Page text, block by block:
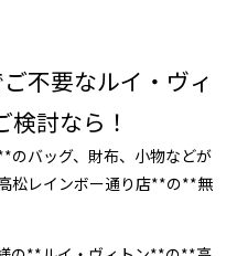
不要なルイ・ヴィ
検討なら！
のバッグ、財布、小物などが
松レインボー通り店**の**無